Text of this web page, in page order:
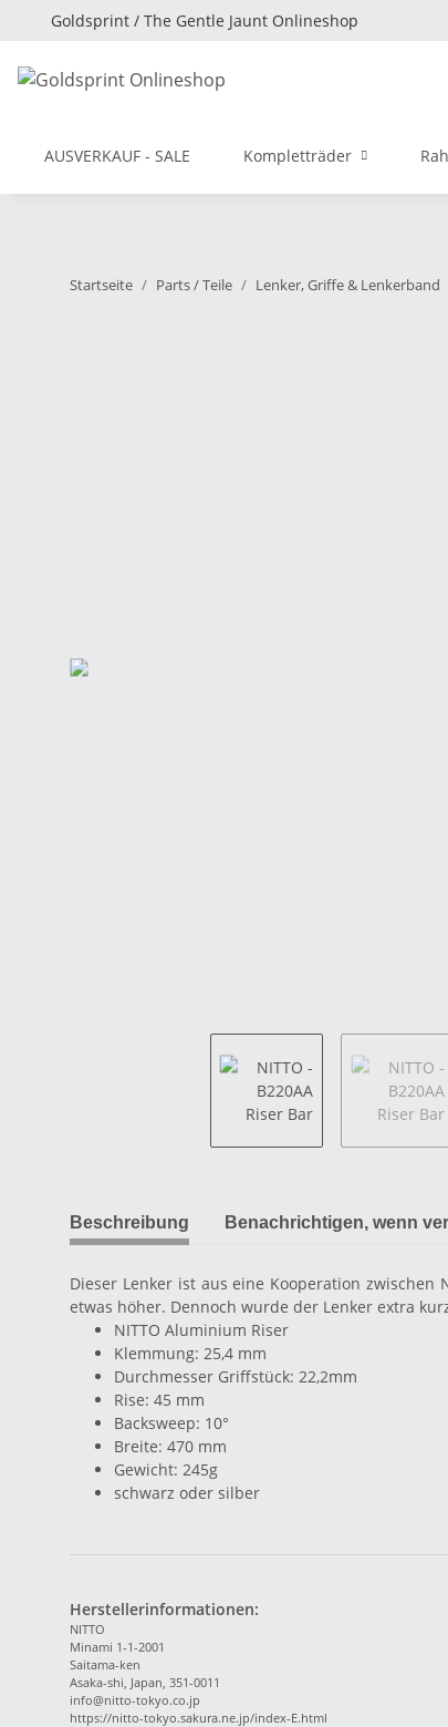
Goldsprint / The Gentle Jaunt Onlineshop
AUSVERKAUF - SALE Kompletträder
Startseite Parts / Teile Lenker, Griffe & Lenkerband
Beschreibung Benachrichtigen, wenn
Dieser Lenker ist aus eine Kooperation zwischen
etwas höher. Dennoch wurde der Lenker extra
NITTO Aluminium Riser
Klemmung: 25,4 mm
Durchmesser Griffstück: 22,2mm
Rise: 45 mm
Backsweep: 10°
Breite: 470 mm
Gewicht: 245g
schwarz oder silber
Herstellerinformationen:
NITTO
Minami 1-1-2001
Saitama-ken
Asaka-shi, Japan, 351-0011
info@nitto-tokyo.co.jp
https://nitto-tokyo.sakura.ne.jp/index-E.html